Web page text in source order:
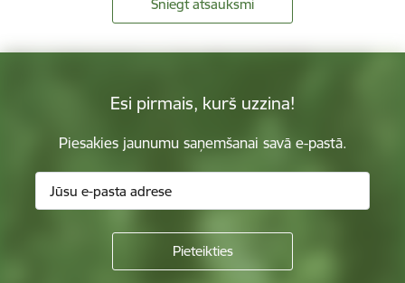
Sniegt atsauksmi
Esi pirmais, kurš uzzina!
Piesakies jaunumu saņemšanai savā e-pastā.